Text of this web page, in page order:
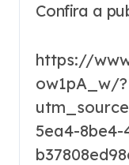
Confira a
https://
ow1pA_w/?
5ea4-